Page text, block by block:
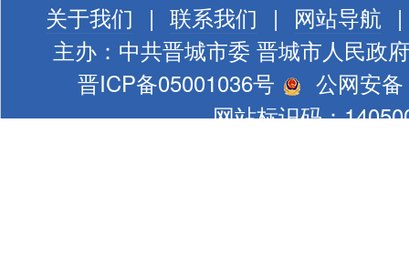
关于我们 | 联系我们 | 网站导航 |
主办：中共晋城市委 晋城市人民政府
晋ICP备05001036号
公网安
网站标识码：